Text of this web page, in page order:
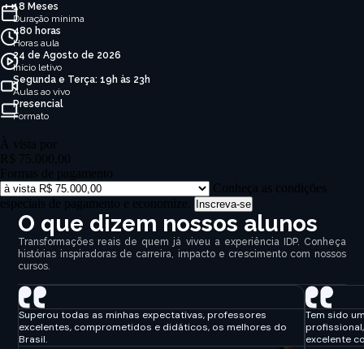
18 Meses
Duração mínima
480 horas
Horas aula
24 de Agosto de 2026
Início letivo
Segunda e Terça: 19h às 23h
Aulas ao vivo
Presencial
Formato
À vista por
R$ 75.000,00
Formas de pagamento
Conheça as condições
especiais de pagamento e economize.
Inscreva-se
O que dizem nossos alunos
Transformações reais de quem já viveu a experiência IDP. Conheça
histórias inspiradoras de carreira, impacto e crescimento com nossos
cursos.
Superou todas as minhas expectativas, professores
excelentes, comprometidos e didáticos, os melhores do
Brasil.
Tem sido
excelente